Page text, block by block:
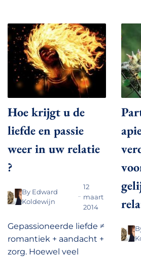
Hoe krijgt u de
liefde en passie
weer in uw relatie
?
By Edward
Koldewijn
12
maart
2014
Gepassioneerde liefde ≠
romantiek + aandacht +
zorg. Hoewel veel